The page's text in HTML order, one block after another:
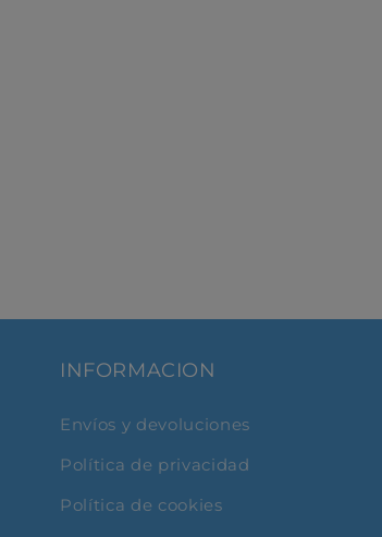
INFORMACION
Envíos y devoluciones
Política de privacidad
Política de cookies